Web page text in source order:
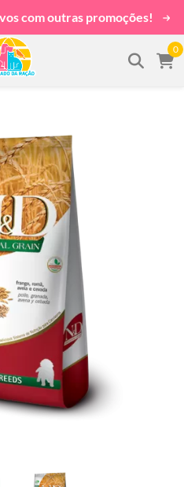
com outras promoções!
0